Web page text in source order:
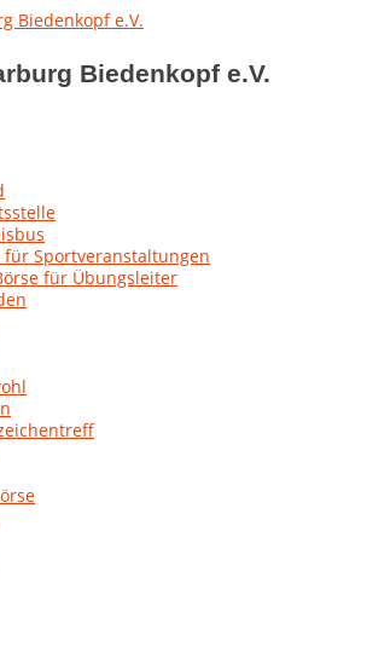
e.V.
Biedenkopf e.V.
Sportveranstaltungen
für Übungsleiter